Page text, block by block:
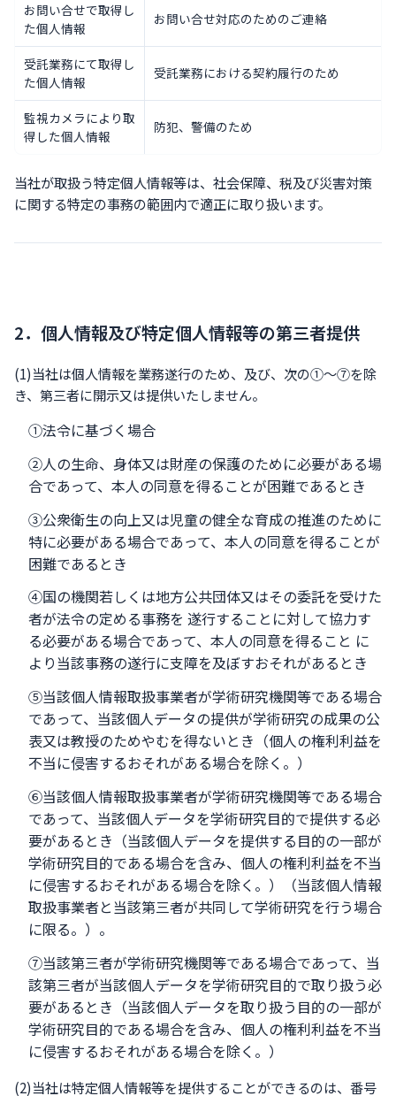
お問い合せで取得し
た個人情報
お問い合せ対応のためのご連絡
受託業務にて取得し
た個人情報
受託業務における契約履行のため
監視カメラにより取
得した個人情報
防犯、警備のため
当社が取扱う特定個人情報等は、社会保障、税及び災害対策
に関する特定の事務の範囲内で適正に取り扱います。
2．個人情報及び特定個人情報等の第三者提供
(1)当社は個人情報を業務遂行のため、及び、次の①～⑦を除
き、第三者に開示又は提供いたしません。
①法令に基づく場合
②人の生命、身体又は財産の保護のために必要がある場
合であって、本人の同意を得ることが困難であるとき
③公衆衛生の向上又は児童の健全な育成の推進のために
特に必要がある場合であって、本人の同意を得ることが
困難であるとき
④国の機関若しくは地方公共団体又はその委託を受けた
者が法令の定める事務を 遂行することに対して協力す
る必要がある場合であって、本人の同意を得ること に
より当該事務の遂行に支障を及ぼすおそれがあるとき
⑤当該個人情報取扱事業者が学術研究機関等である場合
であって、当該個人データの提供が学術研究の成果の公
表又は教授のためやむを得ないとき（個人の権利利益を
不当に侵害するおそれがある場合を除く。）
⑥当該個人情報取扱事業者が学術研究機関等である場合
であって、当該個人データを学術研究目的で提供する必
要があるとき（当該個人データを提供する目的の一部が
学術研究目的である場合を含み、個人の権利利益を不当
に侵害するおそれがある場合を除く。）（当該個人情報
取扱事業者と当該第三者が共同して学術研究を行う場合
に限る。）。
⑦当該第三者が学術研究機関等である場合であって、当
該第三者が当該個人データを学術研究目的で取り扱う必
要があるとき（当該個人データを取り扱う目的の一部が
学術研究目的である場合を含み、個人の権利利益を不当
に侵害するおそれがある場合を除く。）
(2)当社は特定個人情報等を提供することができるのは、番号